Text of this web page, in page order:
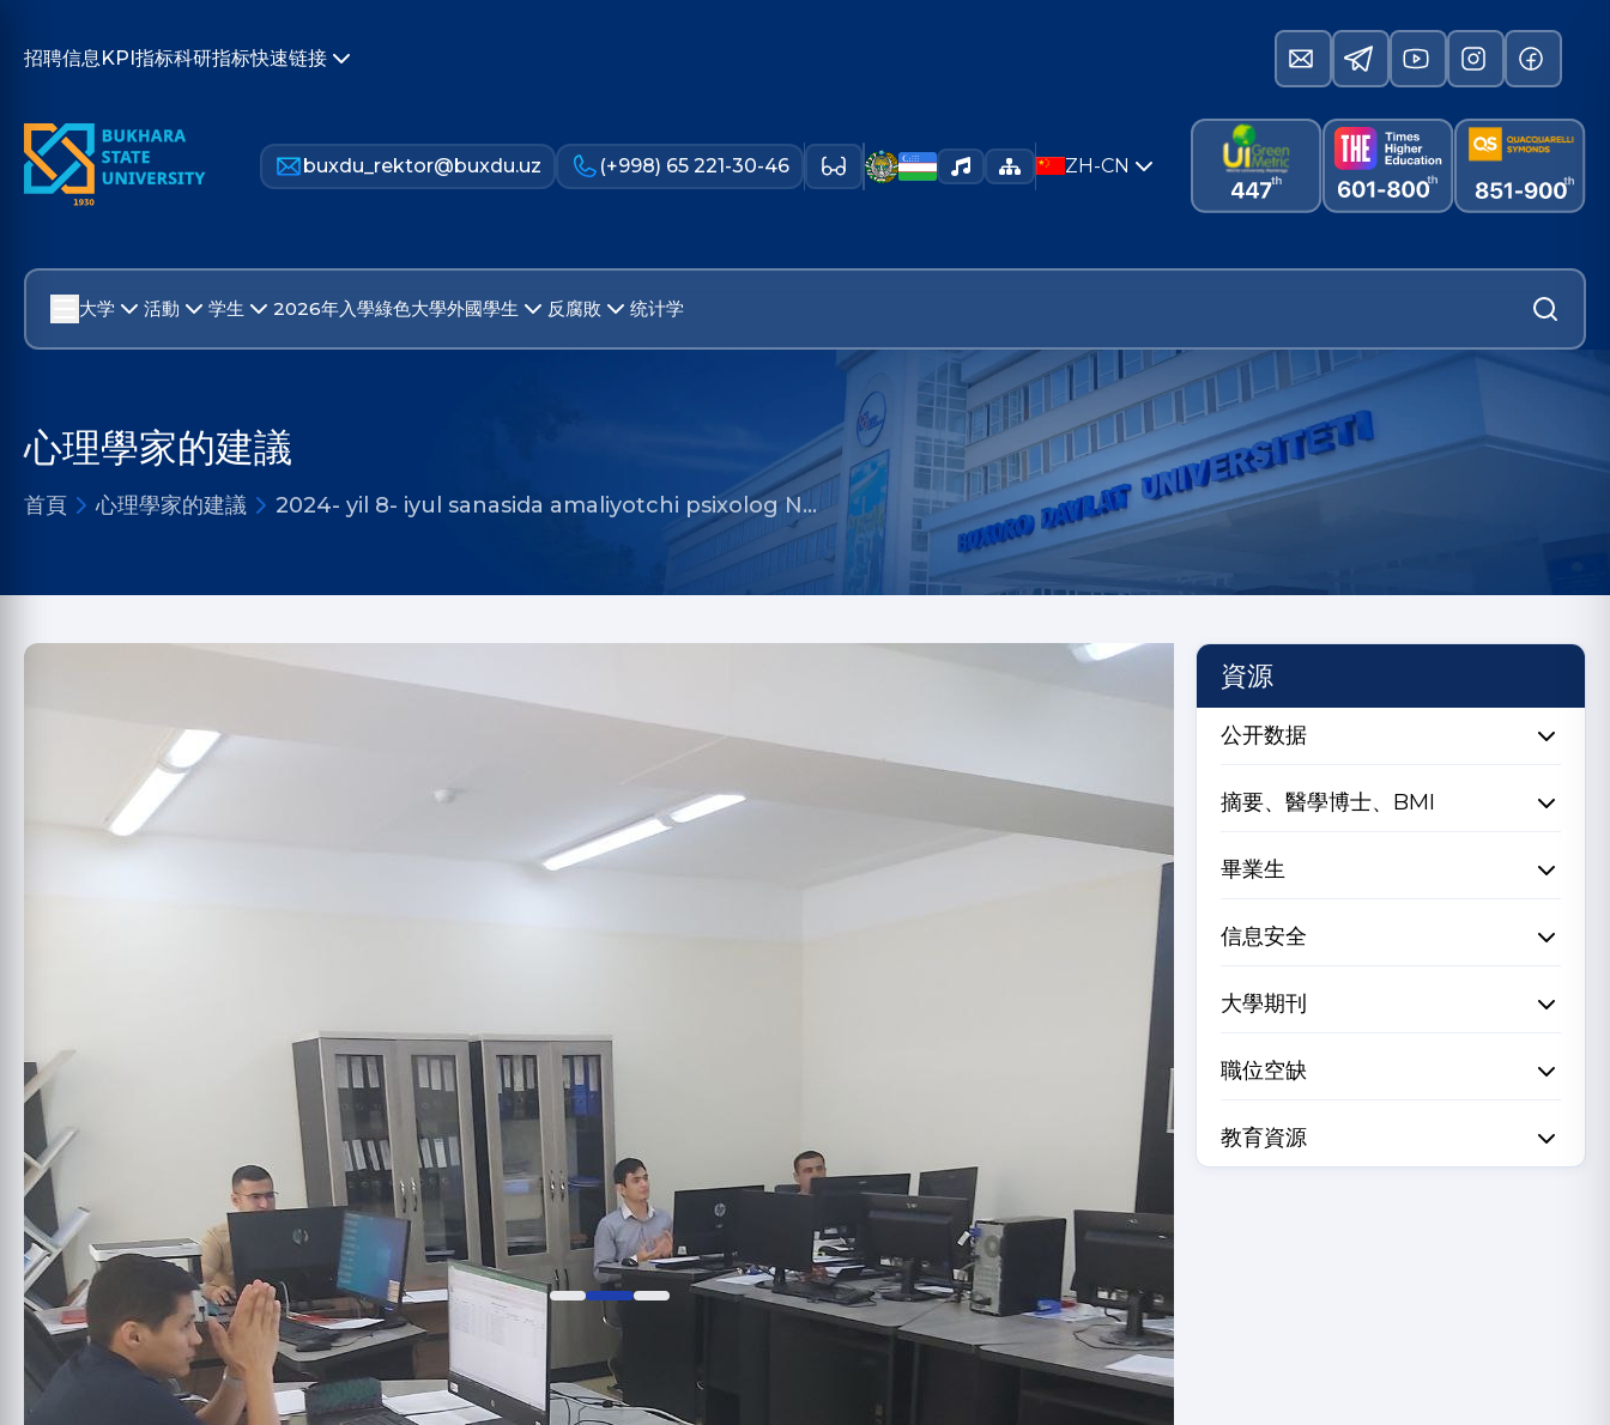
招聘信息KPI指标科研指标快速链接
buxdu_rektor@buxdu.uz (+998) 65 221-30-46 ZH-CN
大学 活動 学生 2026年入學綠色大學外國學生 反腐敗 统计学
心理學家的建議
首頁 心理學家的建議 2024- yil 8- iyul sanasida amaliyotchi psixolog N…
資源
公开数据
摘要、醫學博士、BMI
畢業生
信息安全
大學期刊
職位空缺
教育資源